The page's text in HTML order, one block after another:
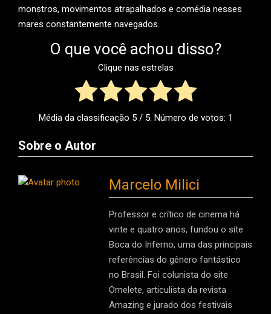
monstros, movimentos atrapalhados e comédia nesses
mares constantemente navegados.
O que você achou disso?
Clique nas estrelas
Média da classificação 5/ 5. Número de votos: 1
Sobre o Autor
Marcelo Milici
Professor e crítico de cinema há
vinte e quatro anos, fundou o site
Boca do Inferno, uma das principais
referências do gênero fantástico
no Brasil. Foi colunista do site
Omelete, articulista da revista
Amazing e jurado dos festivais